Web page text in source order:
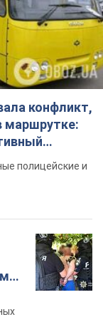
конфликт,
маршрутке:
полицейские и